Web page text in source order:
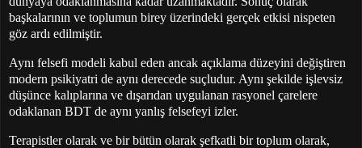
başkalarının ve toplumun birey üzerindeki gerçek etkisi nispeten
göz ardı edilmiştir.
Aynı felsefi modeli kabul eden ancak açıklama düzeyini değiştiren
modern psikiyatri de aynı derecede suçludur. Aynı şekilde işlevsiz
düşünce kalıplarına ve dışarıdan uygulanan rasyonel çarelere
odaklanan BDT de aynı yanlış felsefeyi izler.
Terapistler olarak ve bir bütün olarak şefkatli bir toplum olarak,